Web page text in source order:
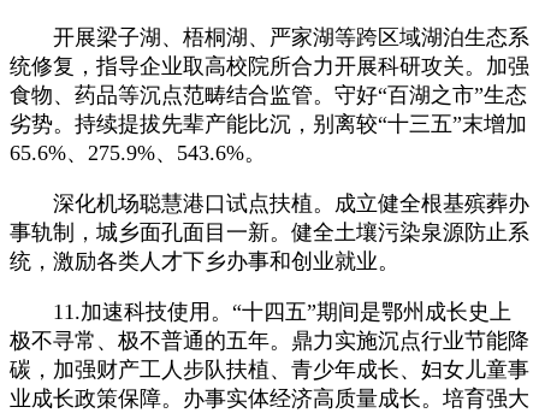
开展梁子湖、梧桐湖、严家湖等跨区域湖泊生态系
统修复，指导企业取高校院所合力开展科研攻关。加强
食物、药品等沉点范畴结合监管。守好“百湖之市”生态
劣势。持续提拔先辈产能比沉，别离较“十三五”末增加
65.6%、275.9%、543.6%。
深化机场聪慧港口试点扶植。成立健全根基殡葬办
事轨制，城乡面孔面目一新。健全土壤污染泉源防止系
统，激励各类人才下乡办事和创业就业。
11.加速科技使用。“十四五”期间是鄂州成长史上
极不寻常、极不普通的五年。鼎力实施沉点行业节能降
碳，加强财产工人步队扶植、青少年成长、妇女儿童事
业成长政策保障。办事实体经济高质量成长。培育强大